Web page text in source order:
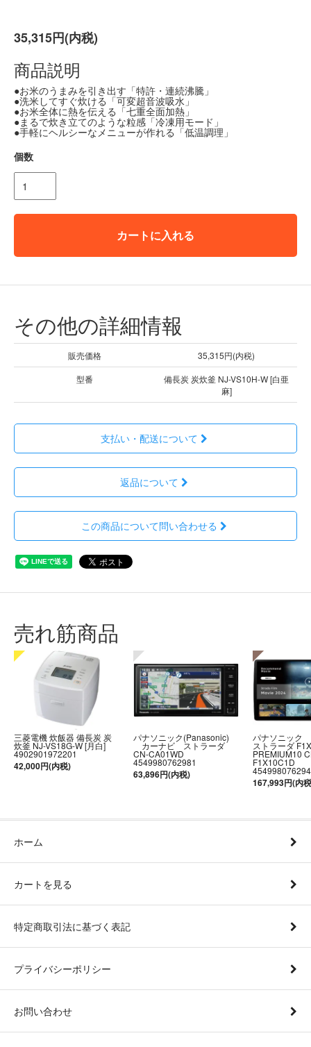
35,315円(内税)
商品説明
●お米のうまみを引き出す「特許・連続沸騰」
●洗米してすぐ炊ける「可変超音波吸水」
●お米全体に熱を伝える「七重全面加熱」
●まるで炊き立てのような粒感「冷凍用モード」
●手軽にヘルシーなメニューが作れる「低温調理」
個数
カートに入れる
その他の詳細情報
販売価格
35,315円(内税)
型番
備長炭 炭炊釜 NJ-VS10H-W [白亜
麻]
支払い・配送について
返品について
この商品について問い合わせる
売れ筋商品
三菱電機 炊飯器 備長炭 炭
炊釜 NJ-VS18G-W [月白]
4902901972201
42,000円(内税)
パナソニック(Panasonic)
カーナビ ストラーダ
CN-CA01WD
4549980762981
63,896円(内税)
パナソニッ
ストラーダ F1X
PREMIUM10
F1X10C1D
167,993円(内
ホーム
カートを見る
特定商取引法に基づく表記
プライバシーポリシー
お問い合わせ